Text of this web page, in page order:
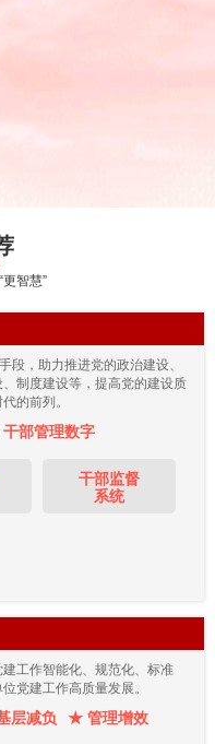
智慧”
段，助力推进党的政治建设、
制度建设等，提高党的建设质
的前列。
部管理数字
干部监督
系统
工作智能化、规范化、标准
党建工作高质量发展。
层减负 ★ 管理增效